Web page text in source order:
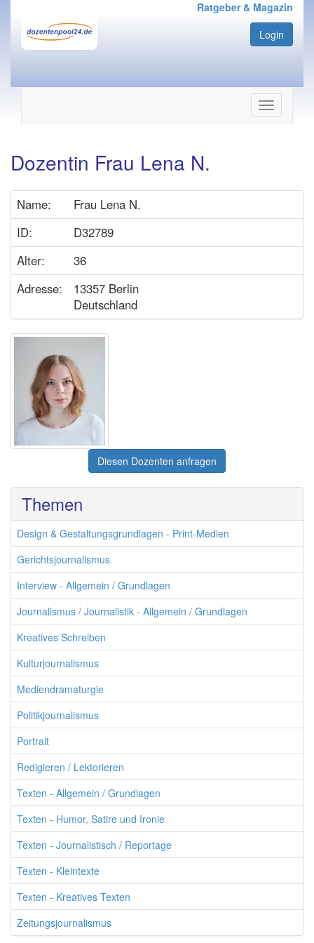
Ratgeber & Magazin
Login
Navigation
ein-/
Dozentin Frau Lena N.
Name:
Frau Lena N.
ID:
D32789
Alter:
36
Adresse:
13357 Berlin
Deutschland
Diesen Dozenten anfragen
Themen
Design & Gestaltungsgrundlagen - Print-Medien
Gerichtsjournalismus
Interview - Allgemein / Grundlagen
Journalismus / Journalistik - Allgemein / Grundlagen
Kreatives Schreiben
Kulturjournalismus
Mediendramaturgie
Politikjournalismus
Portrait
Redigieren / Lektorieren
Texten - Allgemein / Grundlagen
Texten - Humor, Satire und Ironie
Texten - Journalistisch / Reportage
Texten - Kleintexte
Texten - Kreatives Texten
Zeitungsjournalismus